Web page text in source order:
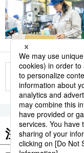
注目のキーワ